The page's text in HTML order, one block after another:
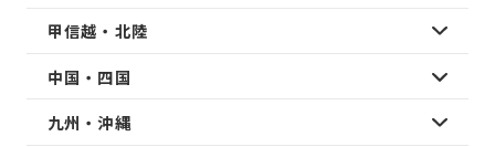
甲信越・北陸
中国・四国
九州・沖縄